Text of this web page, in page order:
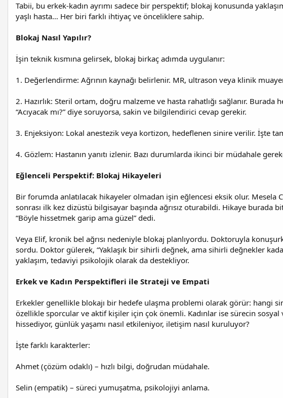
Tabii, bu erkek-kadın ayrımı sadece bir perspektif; blokaj konusunda
yaşlı hasta… Her biri farklı ihtiyaç ve önceliklere sahip.
Blokaj Nasıl Yapılır?
İşin teknik kısmına gelirsek, blokaj birkaç adımda uygulanır:
1. Değerlendirme: Ağrının kaynağı belirlenir. MR, ultrason veya klinik
2. Hazırlık: Steril ortam, doğru malzeme ve hasta rahatlığı sağlanır.
“Acıyacak mı?” diye soruyorsa, sakin ve bilgilendirici cevap gerekir.
3. Enjeksiyon: Lokal anestezik veya kortizon, hedeflenen sinire verilir. İşte
4. Gözlem: Hastanın yanıtı izlenir. Bazı durumlarda ikinci bir müdahale
Eğlenceli Perspektif: Blokaj Hikayeleri
Bir forumda anlatılacak hikayeler olmadan işin eğlencesi eksik olur. Mesela
sonrası ilk kez dizüstü bilgisayar başında ağrısız oturabildi. Hikaye burada
“Böyle hissetmek garip ama güzel” dedi.
Veya Elif, kronik bel ağrısı nedeniyle blokaj planlıyordu. Doktoruyla
sordu. Doktor gülerek, “Yaklaşık bir sihirli değnek, ama sihirli değnekler
yaklaşım, tedaviyi psikolojik olarak da destekliyor.
Erkek ve Kadın Perspektifleri ile Strateji ve Empati
Erkekler genellikle blokajı bir hedefe ulaşma problemi olarak görür: hangi
özellikle sporcular ve aktif kişiler için çok önemli. Kadınlar ise sürecin sosyal
hissediyor, günlük yaşamı nasıl etkileniyor, iletişim nasıl kuruluyor?
İşte farklı karakterler:
Ahmet (çözüm odaklı) – hızlı bilgi, doğrudan müdahale.
Selin (empatik) – süreci yumuşatma, psikolojiyi anlama.